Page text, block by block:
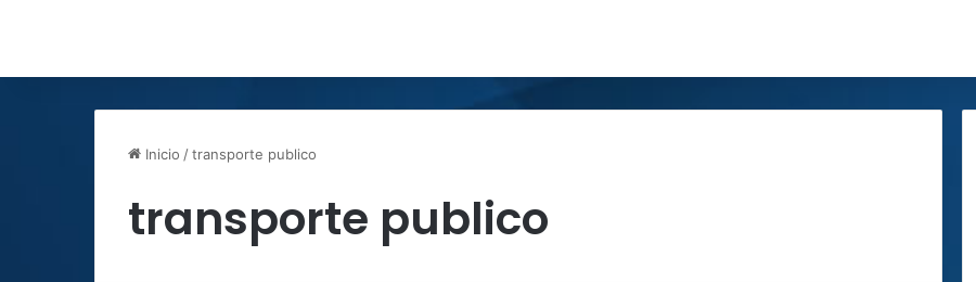
Inicio /transporte publico
transporte publico